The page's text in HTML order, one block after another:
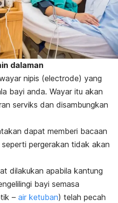
dalaman
nipis (electrode) yang
bayi anda. Wayar itu akan
serviks dan disambungkan
dapat memberi bacaan
pergerakan tidak akan
dilakukan apabila kantung
bayi semasa
– air ketuban) telah pecah